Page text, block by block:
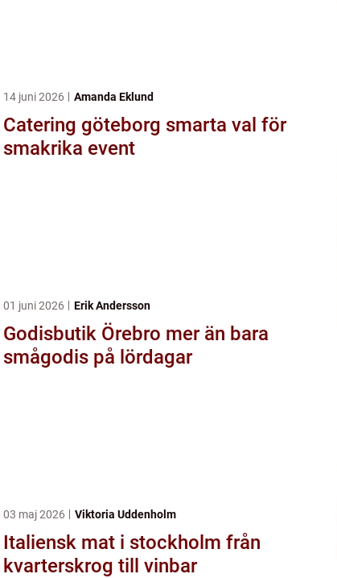
14 juni 2026 Amanda Eklund
Catering göteborg smarta val för
smakrika event
01 juni 2026 Erik Andersson
Godisbutik Örebro mer än bara
smågodis på lördagar
03 maj 2026 Viktoria Uddenholm
Italiensk mat i stockholm från
kvarterskrog till vinbar